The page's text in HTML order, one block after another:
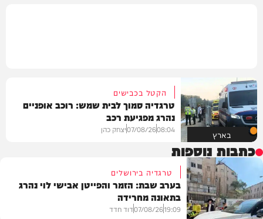
בארץ
הקטל בכבישים
טרגדיה סמוך לבית שמש: רוכב אופניים
נהרג מפגיעת רכב
08:04
07/08/26יצחק כהן
כתבות נוספות
טרגדיה בירושלים
בערב שבת: הזמר והפייטן אבישי לוי נהרג
בתאונה מחרידה
19:09
07/08/26דוד חדד